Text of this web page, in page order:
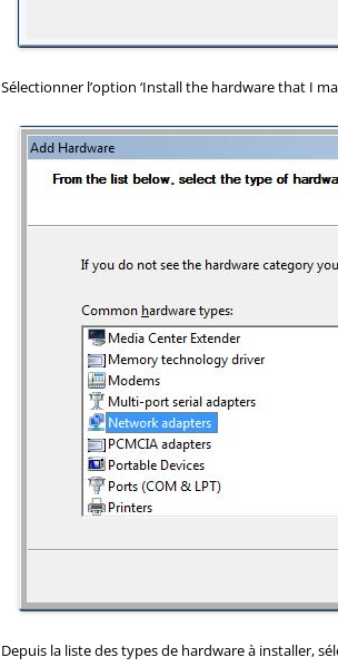
Sélectionner l’option ‘Install the hardware that I
Depuis la liste des types de hardware à installer,